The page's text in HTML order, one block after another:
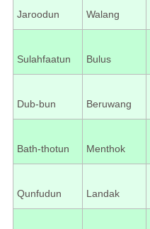
Jaroodun Walang
Sulahfaatun Bulus
Dub-bun Beruwang
Bath-thotun Menthok
Qunfudun Landak